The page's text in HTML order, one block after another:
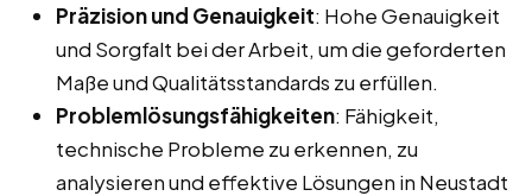
Präzision und Genauigkeit: Hohe Genauigkeit
und Sorgfalt bei der Arbeit, um die geforderten
Maße und Qualitätsstandards zu erfüllen.
Problemlösungsfähigkeiten: Fähigkeit,
technische Probleme zu erkennen, zu
analysieren und effektive Lösungen in Neustadt